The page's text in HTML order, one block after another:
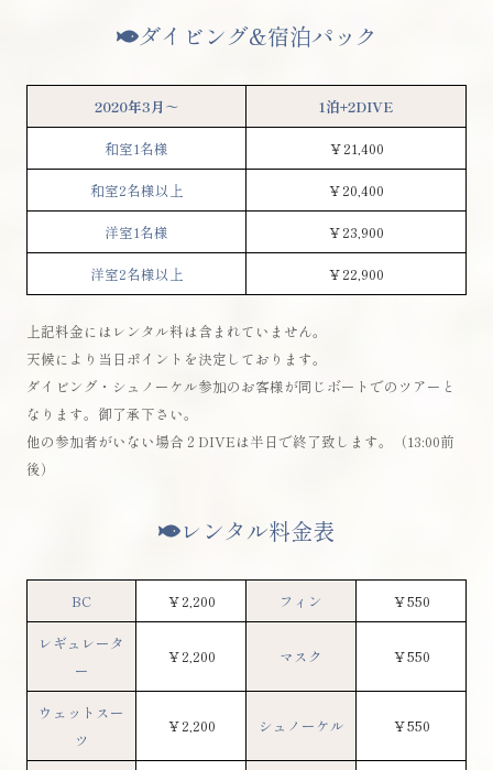
ダイビング&宿泊パック
2020年3月～
1泊+2DIVE
和室1名様
￥21,400
和室2名様以上
￥20,400
洋室1名様
￥23,900
洋室2名様以上
￥22,900
上記料金にはレンタル料は含まれていません。
天候により当日ポイントを決定しております。
ダイビング・シュノーケル参加のお客様が同じボートでのツアーと
なります。御了承下さい。
他の参加者がいない場合２DIVEは半日で終了致します。（13:00前
後）
レンタル料金表
BC ￥2,200 フィン
￥550
レギュレータ
ー
￥2,200 マスク ￥550
ウェットスー
ツ
￥2,200 シュノーケル ￥550